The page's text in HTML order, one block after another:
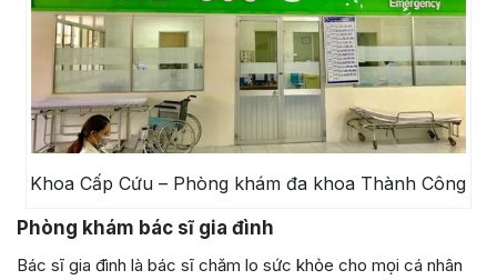
Khoa Cấp Cứu – Phòng khám đa khoa Thành Công
Phòng khám bác sĩ gia đình
Bác sĩ gia đình là bác sĩ chăm lo sức khỏe cho mọi cá nhân